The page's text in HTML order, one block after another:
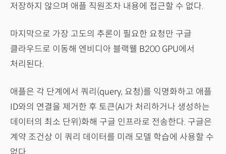
저장하지 않으며 애플 직원조차 내용에 접근할 수 없다.
마지막으로 가장 고도의 추론이 필요한 요청만 구글
클라우드로 이동해 엔비디아 블랙웰 B200 GPU에서
처리된다.
애플은 각 단계에서 쿼리(query, 요청)를 익명화하고 애플
ID와의 연결을 제거한 후 토큰(AI가 처리하거나 생성하는
데이터의 최소 단위)화해 구글 인프라로 전송한다. 구글은
계약 조건상 이 쿼리 데이터를 미래 모델 학습에 사용할 수